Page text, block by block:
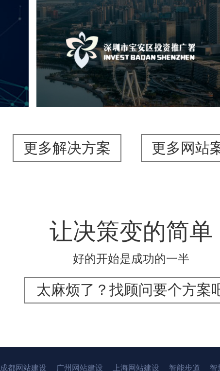
深圳市宝安区投资推广署
机构组织 国企 品牌官网
网站建设
网站设计
更多解决方案 更多网站
让决策变的简单
好的开始是成功的一半
太麻烦了？找顾问要个方案
成都网站建设 广州网站建设 上海网站建设 智能步道 智